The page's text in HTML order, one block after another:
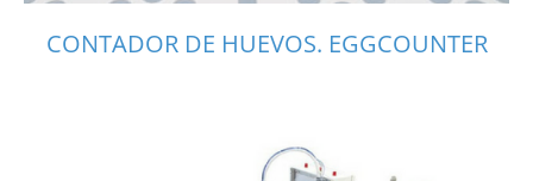
CONTADOR DE HUEVOS. EGGCOUNTER